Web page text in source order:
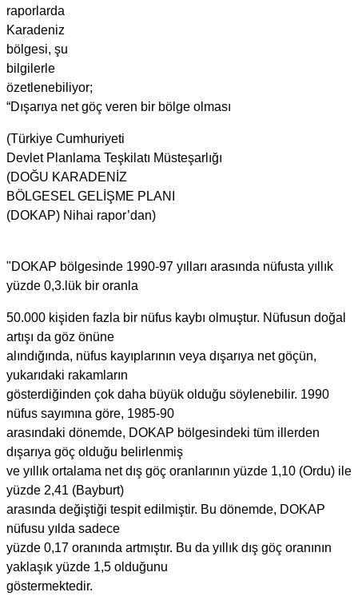
raporlarda
Karadeniz
bölgesi, şu
bilgilerle
özetlenebiliyor;
“Dışarıya net göç veren bir bölge olması
(Türkiye Cumhuriyeti
Devlet Planlama Teşkilatı Müsteşarlığı
(DOĞU KARADENİZ
BÖLGESEL GELİŞME PLANI
(DOKAP) Nihai rapor’dan)
"DOKAP bölgesinde 1990-97 yılları arasında nüfusta yıllık
yüzde 0,3.lük bir oranla
50.000 kişiden fazla bir nüfus kaybı olmuştur. Nüfusun doğal
artışı da göz önüne
alındığında, nüfus kayıplarının veya dışarıya net göçün,
yukarıdaki rakamların
gösterdiğinden çok daha büyük olduğu söylenebilir. 1990
nüfus sayımına göre, 1985-90
arasındaki dönemde, DOKAP bölgesindeki tüm illerden
dışarıya göç olduğu belirlenmiş
ve yıllık ortalama net dış göç oranlarının yüzde 1,10 (Ordu) ile
yüzde 2,41 (Bayburt)
arasında değiştiği tespit edilmiştir. Bu dönemde, DOKAP
nüfusu yılda sadece
yüzde 0,17 oranında artmıştır. Bu da yıllık dış göç oranının
yaklaşık yüzde 1,5 olduğunu
göstermektedir.